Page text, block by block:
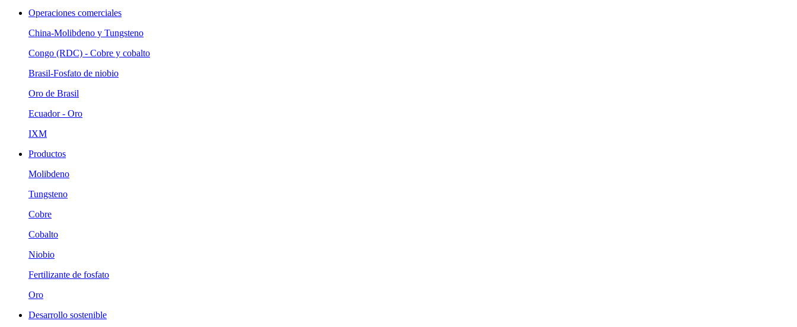
Operaciones comerciales
China-Molibdeno y Tungsteno
Congo (RDC) - Cobre y cobalto
Brasil-Fosfato de niobio
Oro de Brasil
Ecuador - Oro
IXM
Productos
Molibdeno
Tungsteno
Cobre
Cobalto
Niobio
Fertilizante de fosfato
Oro
Desarrollo sostenible